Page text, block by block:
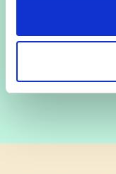
vervoer; een
openbare